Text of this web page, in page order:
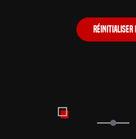
Réinitialiser